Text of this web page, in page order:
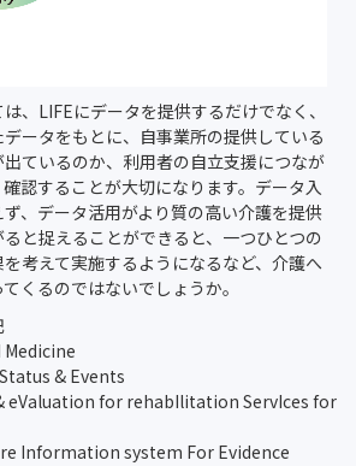
、LIFEにデータを提供するだけでなく、
ータをもとに、自事業所の提供している
ているのか、利用者の自立支援につなが
認することが大切になります。データ入
、データ活用がより質の高い介護を提供
と捉えることができると、一つひとつの
考えて実施するようになるなど、介護へ
くるのではないでしょうか。
Medicine
& Events
eValuation for rehabIlitation ServIces for
Information system For Evidence